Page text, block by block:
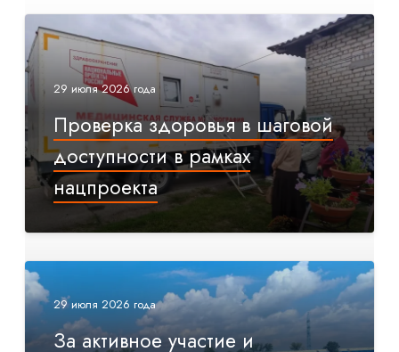
29 июля 2026 года
Проверка здоровья в шаговой
доступности в рамках
нацпроекта
29 июля 2026 года
За активное участие и